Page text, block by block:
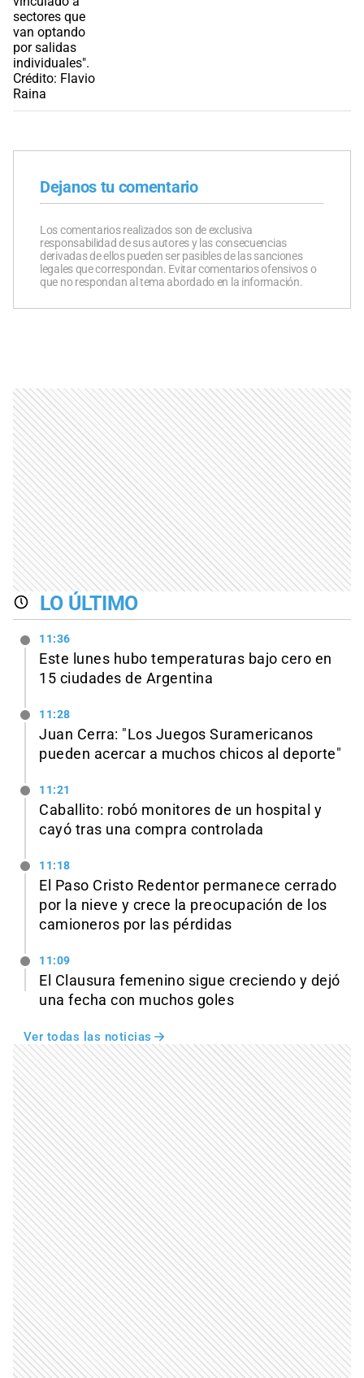
Dejanos tu comentario
Los comentarios realizados son de exclusiva
responsabilidad de sus autores y las consecuencias
derivadas de ellos pueden ser pasibles de las sanciones
legales que correspondan. Evitar comentarios ofensivos o
que no respondan al tema abordado en la información.
LO ÚLTIMO
11:36
Este lunes hubo temperaturas bajo cero en
15 ciudades de Argentina
11:28
Juan Cerra: "Los Juegos Suramericanos
pueden acercar a muchos chicos al deporte"
11:21
Caballito: robó monitores de un hospital y
cayó tras una compra controlada
11:18
El Paso Cristo Redentor permanece cerrado
por la nieve y crece la preocupación de los
camioneros por las pérdidas
11:09
El Clausura femenino sigue creciendo y dejó
una fecha con muchos goles
Ver todas las noticias